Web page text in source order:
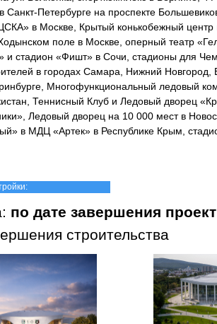
Санкт-Петербурге на проспекте
в Москве, Крытый конькобежный центр
поле в Москве, оперный театр
и стадион «Фишт» в Сочи, стадионы для
в городах Самара, Нижний Новгород,
Многофункциональный ледовый
Теннисный Клуб и Ледовый дворец
Ледовый дворец на 10 000 мест в
в МДЦ «Артек» в Республике Крым,
по дате завершения
строительства